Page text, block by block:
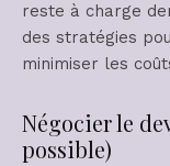
reste à charge
des stratégies
minimiser les
Négocier le
possible)